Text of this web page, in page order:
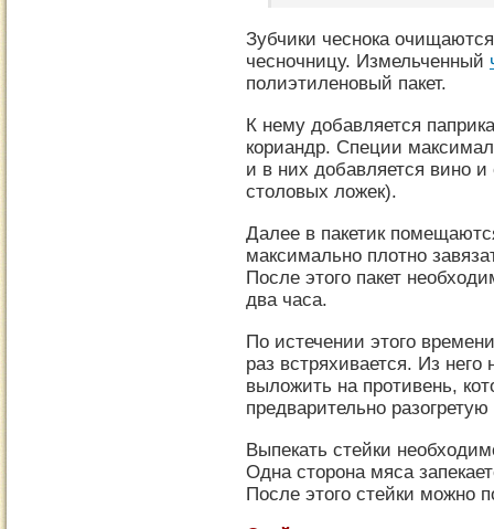
Зубчики чеснока
чесночницу. Измельченный
полиэтиленовый пакет.
К нему добавляется
кориандр. Специи
и в них добавляется вино
столовых ложек).
Далее в пакетик
максимально плотно
После этого пакет
два часа.
По истечении этого
раз встряхивается. Из
выложить на противень,
предварительно
Выпекать стейки
Одна сторона мяса
После этого стейки можно